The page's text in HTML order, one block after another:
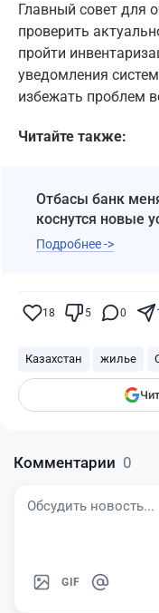
Главный совет для
проверить
пройти
уведомления
избежать проблем
Читайте также:
Отбасы банк
коснутся новые
Подробнее ->
18 5 0
Казахстан жилье
Комментарии 0
GIF